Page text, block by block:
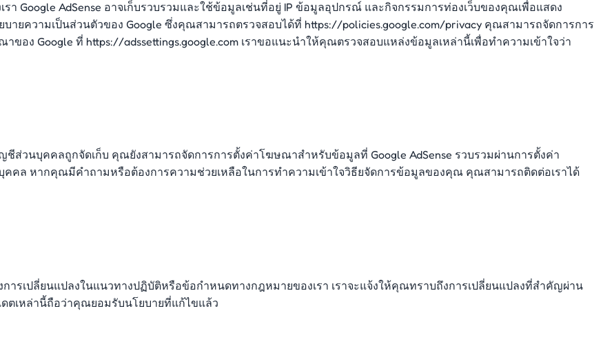
า Google AdSense อาจเก็บรวบรวมและใช้ข้อมูลเช่นที่อยู่ IP ข้อมูลอุปกรณ์ และกิจกรรมการท่องเว็บของคุณเพื่อแสดง
ยความเป็นส่วนตัวของ Google ซึ่งคุณสามารถตรวจสอบได้ที่ https://policies.google.com/privacy คุณสามารถจัดการการ
ง Google ที่ https://adssettings.google.com เราขอแนะนำให้คุณตรวจสอบแหล่งข้อมูลเหล่านี้เพื่อทำความเข้าใจว่า
ชีส่วนบุคคลถูกจัดเก็บ คุณยังสามารถจัดการการตั้งค่าโฆษณาสำหรับข้อมูลที่ Google AdSense รวบรวมผ่านการตั้งค่า
คล หากคุณมีคำถามหรือต้องการความช่วยเหลือในการทำความเข้าใจวิธียจัดการข้อมูลของคุณ คุณสามารถติดต่อเราได้
การเปลี่ยนแปลงในแนวทางปฏิบัติหรือข้อกำหนดทางกฎหมายของเรา เราจะแจ้งให้คุณทราบถึงการเปลี่ยนแปลงที่สำคัญผ่าน
ดตเหล่านี้ถือว่าคุณยอมรับนโยบายที่แก้ไขแล้ว